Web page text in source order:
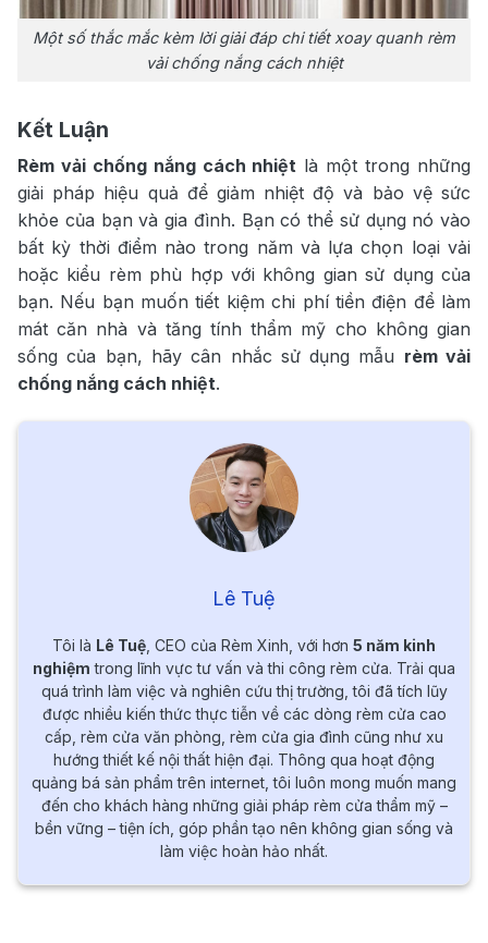
Một số thắc mắc kèm lời giải đáp chi tiết xoay quanh rèm
vải chống nắng cách nhiệt
Kết Luận
Rèm vải chống nắng cách nhiệt là một trong những
giải pháp hiệu quả để giảm nhiệt độ và bảo vệ sức
khỏe của bạn và gia đình. Bạn có thể sử dụng nó vào
bất kỳ thời điểm nào trong năm và lựa chọn loại vải
hoặc kiểu rèm phù hợp với không gian sử dụng của
bạn. Nếu bạn muốn tiết kiệm chi phí tiền điện để làm
mát căn nhà và tăng tính thẩm mỹ cho không gian
sống của bạn, hãy cân nhắc sử dụng mẫu rèm vải
chống nắng cách nhiệt.
Lê Tuệ
Tôi là Lê Tuệ , CEO của Rèm Xinh, với hơn 5 năm kinh
nghiệm trong lĩnh vực tư vấn và thi công rèm cửa. Trải qua
quá trình làm việc và nghiên cứu thị trường, tôi đã tích lũy
được nhiều kiến thức thực tiễn về các dòng rèm cửa cao
cấp, rèm cửa văn phòng, rèm cửa gia đình cũng như xu
hướng thiết kế nội thất hiện đại. Thông qua hoạt động
quảng bá sản phẩm trên internet, tôi luôn mong muốn mang
đến cho khách hàng những giải pháp rèm cửa thẩm mỹ –
bền vững – tiện ích, góp phần tạo nên không gian sống và
làm việc hoàn hảo nhất.